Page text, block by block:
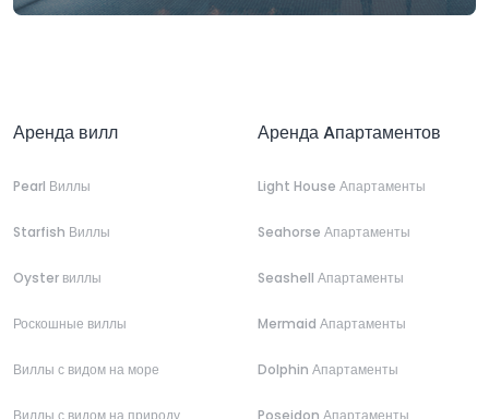
Аренда вилл
Pearl Виллы
Starfish Виллы
Oyster виллы
Роскошные виллы
Виллы с видом на море
Виллы с видом на природу
Аренда Aпартаментов
Light House Апартаменты
Seahorse Апартаменты
Seashell Апартаменты
Mermaid Апартаменты
Dolphin Апартаменты
Poseidon Апартаменты